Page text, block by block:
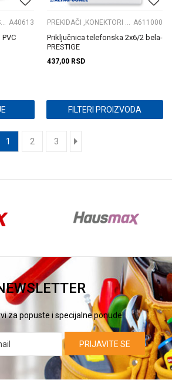
PREKIDAČI ,KONEKTORI S. GRLA A40613 PREKIDAČI ,KONEKTORI S. GRLA A611000
Priključnica telefonska 2x6/2 bela-
PRESTIGE
437,00 RSD
FILTERI PROIZVODA
1 2 3
za popuste i specijalne ponude!
PRIJAVITE SE